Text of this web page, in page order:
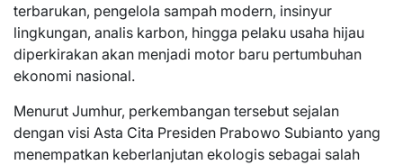
terbarukan, pengelola sampah modern, insinyur
lingkungan, analis karbon, hingga pelaku usaha hijau
diperkirakan akan menjadi motor baru pertumbuhan
ekonomi nasional.
Menurut Jumhur, perkembangan tersebut sejalan
dengan visi Asta Cita Presiden Prabowo Subianto yang
menempatkan keberlanjutan ekologis sebagai salah